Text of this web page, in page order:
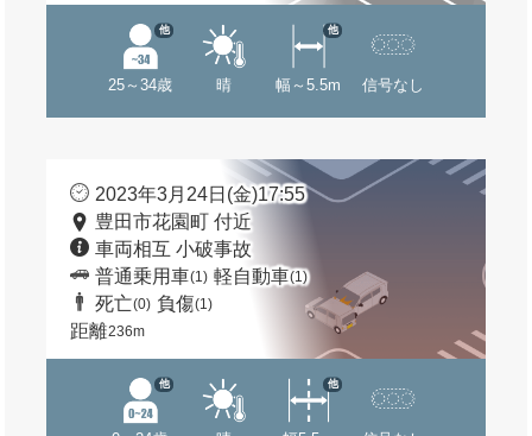
25～34歳
他
晴 幅～5.5m
他
信号なし
2023年3月24日(金)17:55
豊田市花園町 付近
車両相互 小破事故
普通乗用車(1) 軽自動車(1)
死亡(0) 負傷(1)
距離236m
他 他